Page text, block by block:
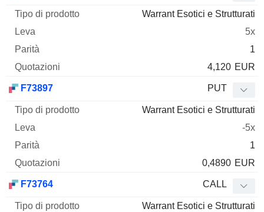
Warrant Esotici e Strutturati
5x
1
4,120 EUR
F73897 PUT
Warrant Esotici e Strutturati
-5x
1
0,4890 EUR
F73764 CALL
Warrant Esotici e Strutturati